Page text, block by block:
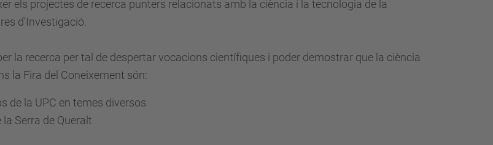
els projectes de recerca punters relacionats amb la ciència i la tecnologia de la
d'Investigació.
la recerca per tal de despertar vocacions científiques i poder demostrar que la ciència
la Fira del Coneixement són:
de la UPC en temes diversos
Serra de Queralt